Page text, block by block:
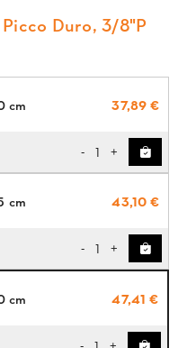
Duro, 3/8"P
cm 37,89 €
- 1 +
cm 43,10 €
- 1 +
cm 47,41 €